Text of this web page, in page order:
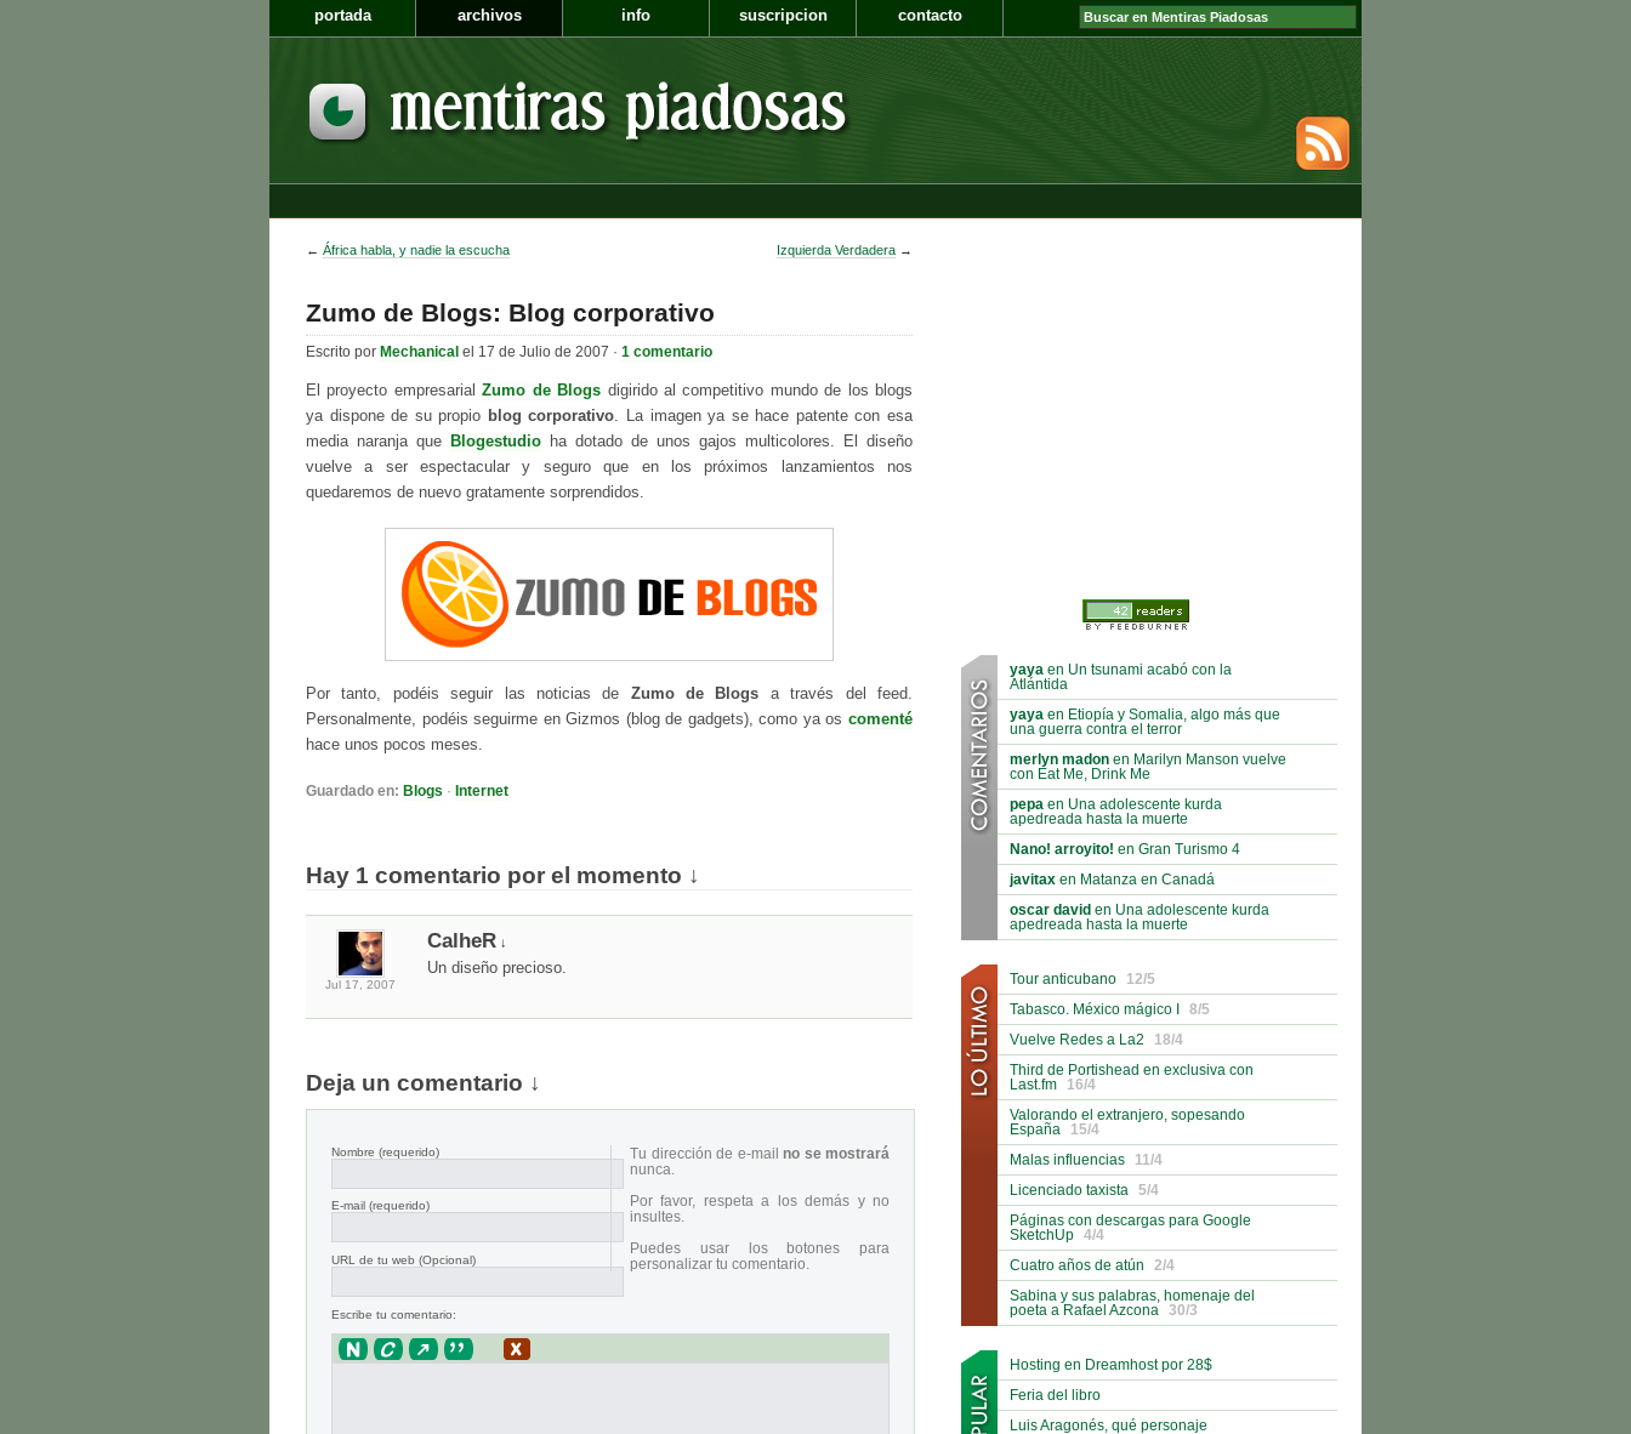
portada archivos info suscripcion contacto
← África habla, y nadie la escucha Izquierda Verdadera →
Zumo de Blogs: Blog corporativo
Escrito por Mechanical el 17 de Julio de 2007 · 1 comentario
El proyecto empresarialZumo de Blogs digirido al competitivo mundo de los blogs
ya dispone de su propio blog corporativo . La imagen ya se hace patente con esa
media naranja que
Blogestudio ha dotado de unos gajos multicolores. El diseño
vuelve a ser espectacular y seguro que en los próximos lanzamientos nos
quedaremos de nuevo gratamente sorprendidos.
Por tanto, podéis seguir las noticias de Zumo de Blogs a través del feed.
Personalmente, podéis seguirme en Gizmos (blog de gadgets), como ya os comenté
hace unos pocos meses.
Guardado en: Blogs · Internet
Hay 1 comentario por el momento ↓
Jul 17, 2007
CalheR ↓
Un diseño precioso.
Deja un comentario ↓
Nombre (requerido)
E-mail (requerido)
URL de tu web (Opcional)
Tu dirección de e-mail no se mostrará
nunca.
Por favor, respeta a los demás y no
insultes.
Puedes usar los botones para
personalizar tu comentario.
Escribe tu comentario:
yaya en Un tsunami acabó con la
Atlántida
yaya en Etiopía y Somalia, algo más que
una guerra contra el terror
merlyn madon en Marilyn Manson vuelve
con Eat Me, Drink Me
pepa en Una adolescente kurda
apedreada hasta la muerte
Nano! arroyito! en Gran Turismo 4
javitax en Matanza en Canadá
oscar david en Una adolescente kurda
apedreada hasta la muerte
Tour anticubano
12/5
Tabasco. México mágico I
8/5
Vuelve Redes a La2
18/4
Third de Portishead en exclusiva con
Last.fm
16/4
Valorando el extranjero, sopesando
España
15/4
Malas influencias
11/4
Licenciado taxista
5/4
Páginas con descargas para Google
SketchUp
4/4
Cuatro años de atún
2/4
Sabina y sus palabras, homenaje del
poeta a Rafael Azcona
30/3
Hosting en Dreamhost por 28$
Feria del libro
Luis Aragonés, qué personaje